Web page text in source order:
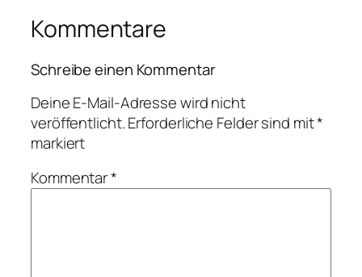
Kommentare
Schreibe einen Kommentar
Deine E-Mail-Adresse wird nicht
veröffentlicht.Erforderliche Felder sind mit*
markiert
Kommentar*